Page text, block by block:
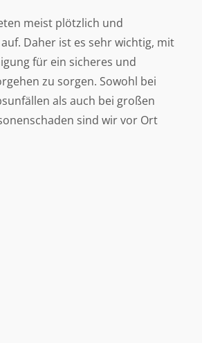
meist plötzlich und
Daher ist es sehr wichtig, mit
für ein sicheres und
zu sorgen. Sowohl bei
als auch bei großen
sind wir vor Ort